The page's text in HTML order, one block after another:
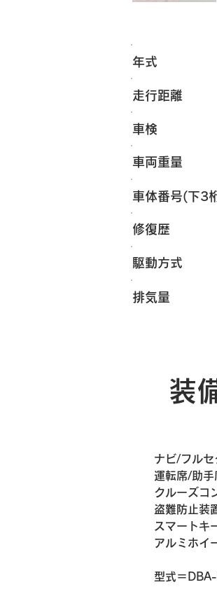
年式
走行距離
車検
車両重量
車体番号(下3
​修復歴
​駆動方式
排気量
装
ナビ/フル
運転席/助
クルーズコ
盗難防止装
スマートキ
アルミホイ
型式＝DBA-